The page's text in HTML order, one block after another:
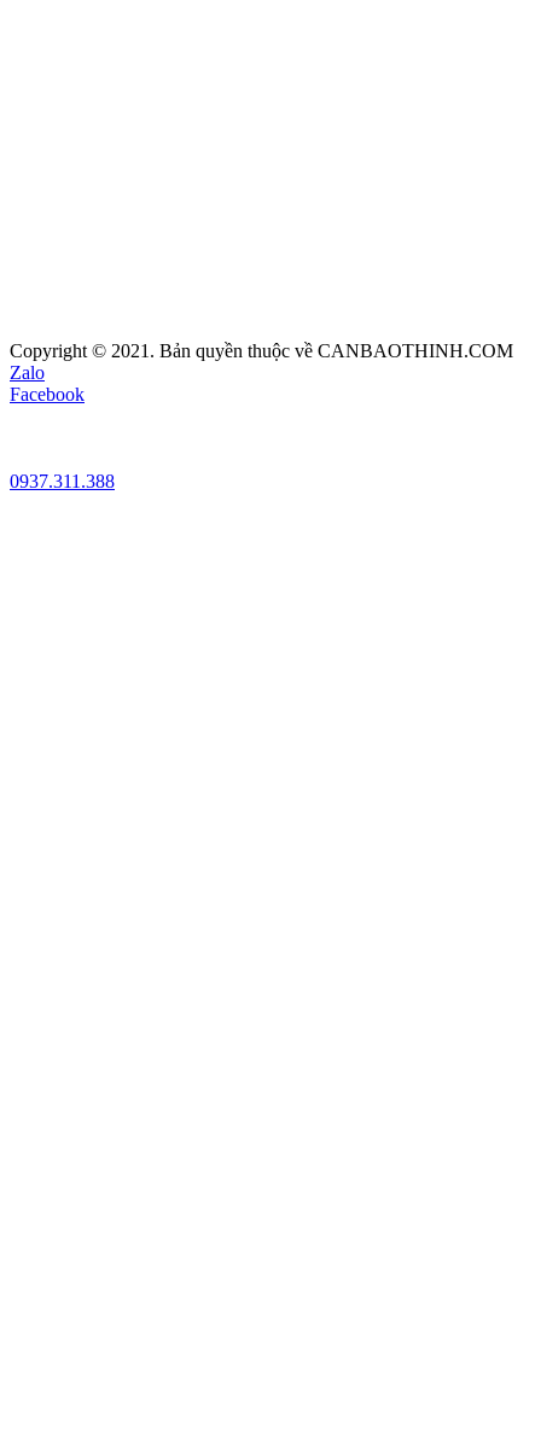
Copyright © 2021. Bản quyền thuộc về CANBAOTHINH.COM
Zalo
Facebook
0937.311.388